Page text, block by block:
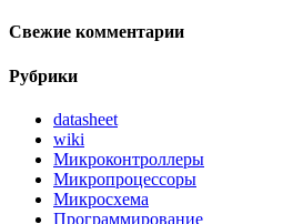
Свежие комментарии
Рубрики
datasheet
wiki
Микроконтроллеры
Микропроцессоры
Микросхема
Программирование